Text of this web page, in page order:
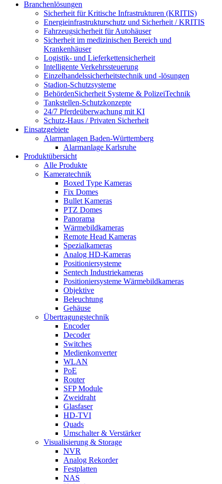
Branchenlösungen
Sicherheit für Kritische Infrastrukturen (KRITIS)
Energieinfrastrukturschutz und Sicherheit / KRITIS
Fahrzeugsicherheit für Autohäuser
Sicherheit im medizinischen Bereich und
Krankenhäuser
Logistik- und Lieferkettensicherheit
Intelligente Verkehrssteuerung
Einzelhandelssicherheitstechnik und -lösungen
Stadion-Schutzsysteme
BehördenSicherheit Systeme & PolizeiTechnik
Tankstellen-Schutzkonzepte​
24/7 Pferdeüberwachung mit KI
Schutz-Haus / Privaten Sicherheit
Einsatzgebiete
Alarmanlagen Baden-Württemberg
Alarmanlage Karlsruhe
Produktübersicht
Alle Produkte
Kameratechnik
Boxed Type Kameras
Fix Domes
Bullet Kameras
PTZ Domes
Panorama
Wärmebildkameras
Remote Head Kameras
Spezialkameras
Analog HD-Kameras
Positioniersysteme
Sentech Industriekameras
Positioniersysteme Wärmebildkameras
Objektive
Beleuchtung
Gehäuse
Übertragungstechnik
Encoder
Decoder
Switches
Medienkonverter
WLAN
PoE
Router
SFP Module
Zweidraht
Glasfaser
HD-TVI
Quads
Umschalter & Verstärker
Visualisierung & Storage
NVR
Analog Rekorder
Festplatten
NAS